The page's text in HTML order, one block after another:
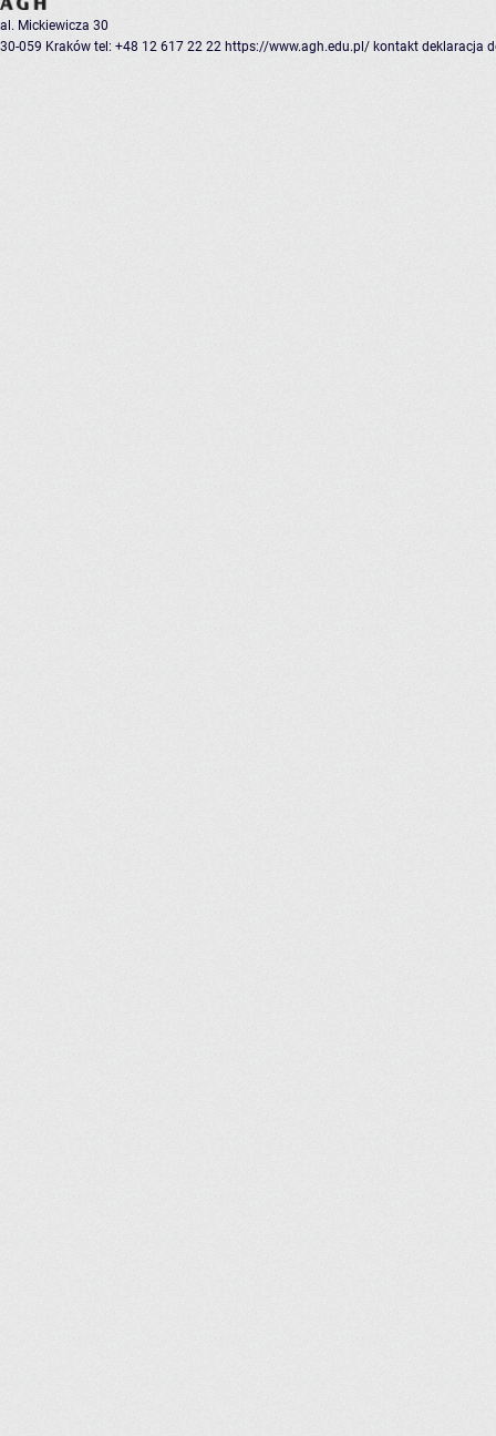
al. Mickiewicza 30
30-059 Kraków tel: +48 12 617 22 22 https://www.agh.edu.pl/ kontakt deklaracja